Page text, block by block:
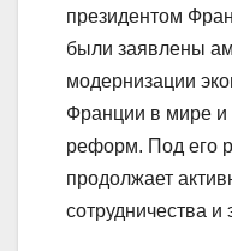
президентом
были заявлены
модернизации
Франции в мире
реформ. Под его
продолжает
сотрудничества и